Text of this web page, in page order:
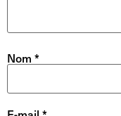
Nom *